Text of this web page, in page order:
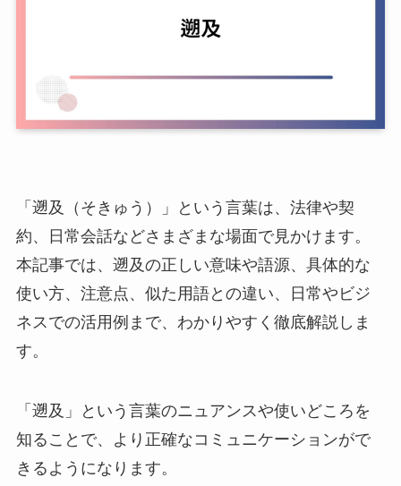
「遡及（そきゅう）」という言葉は、法律や契
約、日常会話などさまざまな場面で見かけます。
本記事では、遡及の正しい意味や語源、具体的な
使い方、注意点、似た用語との違い、日常やビジ
ネスでの活用例まで、わかりやすく徹底解説しま
す。
「遡及」という言葉のニュアンスや使いどころを
知ることで、より正確なコミュニケーションがで
きるようになります。